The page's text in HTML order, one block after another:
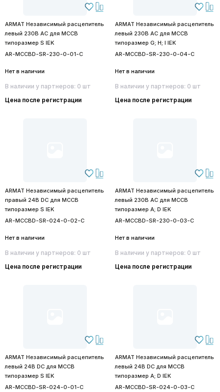
ARMAT Независимый расцепитель
левый 230В AC для MCCB
типоразмер S IEK
AR-MCCBD-SR-230-0-01-C
Нет в наличии
В наличии у партнеров: 0 шт
Цена после регистрации
ARMAT Независимый расцепитель
левый 230В AC для MCCB
типоразмер G; H; I IEK
AR-MCCBD-SR-230-0-04-C
Нет в наличии
В наличии у партнеров: 0 шт
Цена после регистрации
ARMAT Независимый расцепитель
правый 24В DC для MCCB
типоразмер S IEK
AR-MCCBD-SR-024-0-02-C
Нет в наличии
В наличии у партнеров: 0 шт
Цена после регистрации
ARMAT Независимый расцепитель
левый 230В AC для MCCB
типоразмер A; D IEK
AR-MCCBD-SR-230-0-03-C
Нет в наличии
В наличии у партнеров: 0 шт
Цена после регистрации
ARMAT Независимый расцепитель
левый 24В DC для MCCB
типоразмер S IEK
AR-MCCBD-SR-024-0-01-C
ARMAT Независимый расцепитель
левый 24В DC для MCCB
типоразмер A; D IEK
AR-MCCBD-SR-024-0-03-C